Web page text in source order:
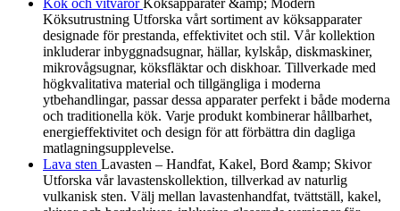
Kök och vitvarorKöksapparater &amp; Modern
Köksutrustning Utforska vårt sortiment av köksapparater
designade för prestanda, effektivitet och stil. Vår kollektion
inkluderar inbyggnadsugnar, hällar, kylskåp, diskmaskiner,
mikrovågsugnar, köksfläktar och diskhoar. Tillverkade med
högkvalitativa material och tillgängliga i moderna
ytbehandlingar, passar dessa apparater perfekt i både moderna
och traditionella kök. Varje produkt kombinerar hållbarhet,
energieffektivitet och design för att förbättra din dagliga
matlagningsupplevelse.
Lava sten Lavasten – Handfat, Kakel, Bord &amp; Skivor
Utforska vår lavastenskollektion, tillverkad av naturlig
vulkanisk sten. Välj mellan lavastenhandfat, tvättställ, kakel,